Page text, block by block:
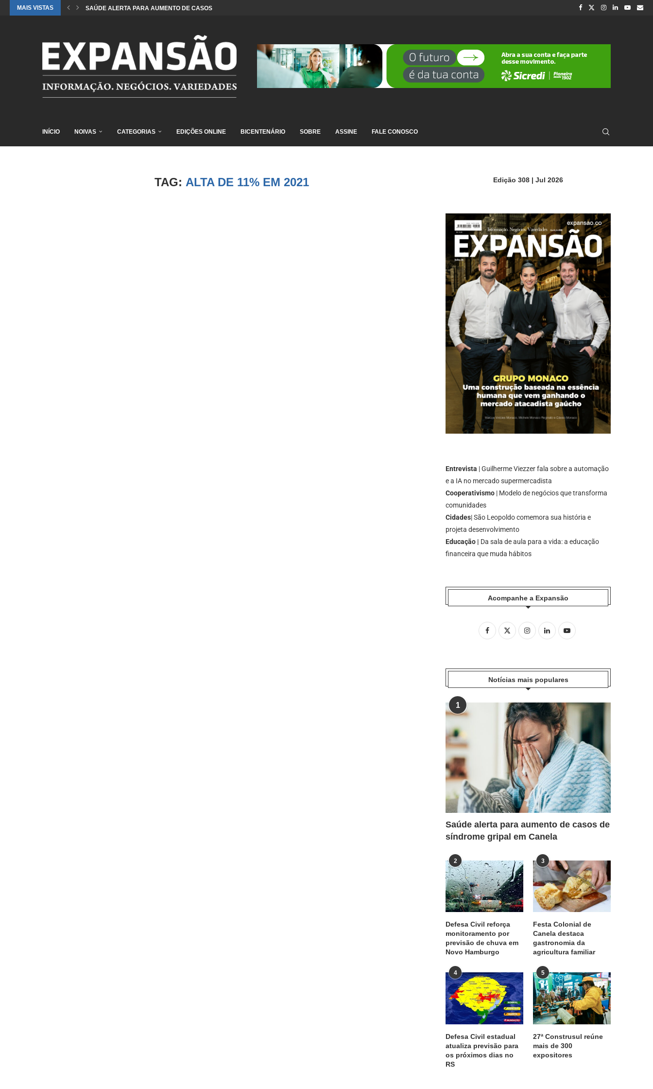
MAIS VISTAS SAÚDE ALERTA PARA AUMENTO DE CASOS DE SÍNDROME GRIPAL EM...
INÍCIO NOIVAS CATEGORIAS EDIÇÕES ONLINE BICENTENÁRIO SOBRE ASSINE FALE CONOSCO
TAG: ALTA DE 11% EM 2021 Edição 308 | Jul 2026
Entrevista | Guilherme Viezzer fala sobre a automação
e a IA no mercado supermercadista
Cooperativismo | Modelo de negócios que transforma
comunidades
Cidades| São Leopoldo comemora sua história e
projeta desenvolvimento
Educação | Da sala de aula para a vida: a educação
financeira que muda hábitos
Acompanhe a Expansão
Notícias mais populares
1
Saúde alerta para aumento de casos de
síndrome gripal em Canela
2
Defesa Civil reforça
monitoramento por
previsão de chuva em
Novo Hamburgo
3
Festa Colonial de
Canela destaca
gastronomia da
agricultura familiar
4
Defesa Civil estadual
atualiza previsão para
os próximos dias no
RS
5
27ª Construsul reúne
mais de 300
expositores